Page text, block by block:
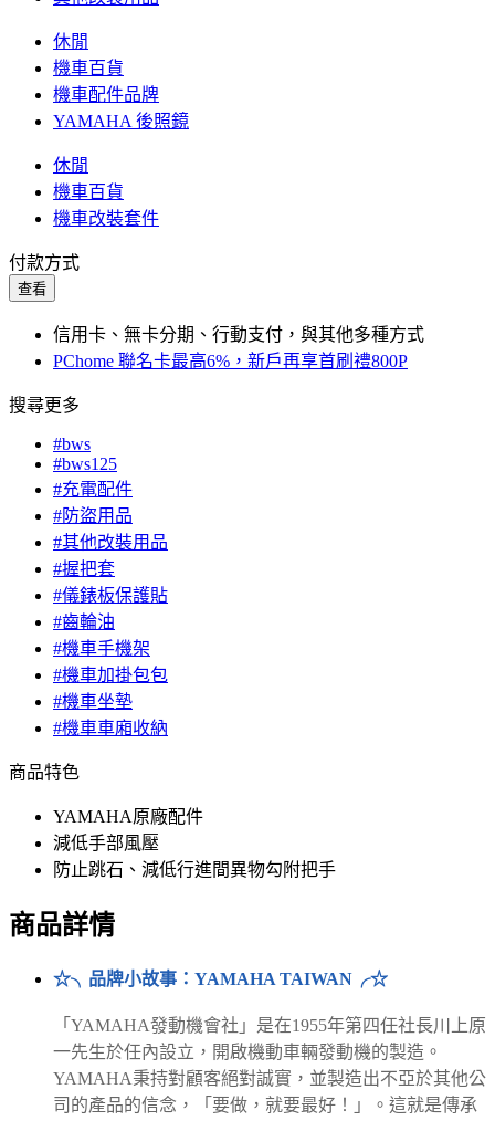
休閒
機車百貨
機車配件品牌
YAMAHA 後照鏡
休閒
機車百貨
機車改裝套件
付款方式
查看
信用卡、無卡分期、行動支付，與其他多種方式
PChome 聯名卡最高6%，新戶再享首刷禮800P
搜尋更多
#bws
#bws125
#充電配件
#防盜用品
#其他改裝用品
#握把套
#儀錶板保護貼
#齒輪油
#機車手機架
#機車加掛包包
#機車坐墊
#機車車廂收納
商品特色
YAMAHA原廠配件
減低手部風壓
防止跳石、減低行進間異物勾附把手
商品詳情
☆╮品牌小故事：YAMAHA TAIWAN╭☆
「YAMAHA發動機會社」是在1955年第四任社長川上原
一先生於任內設立，開啟機動車輛發動機的製造。
YAMAHA秉持對顧客絕對誠實，並製造出不亞於其他公
司的產品的信念，「要做，就要最好！」。這就是傳承